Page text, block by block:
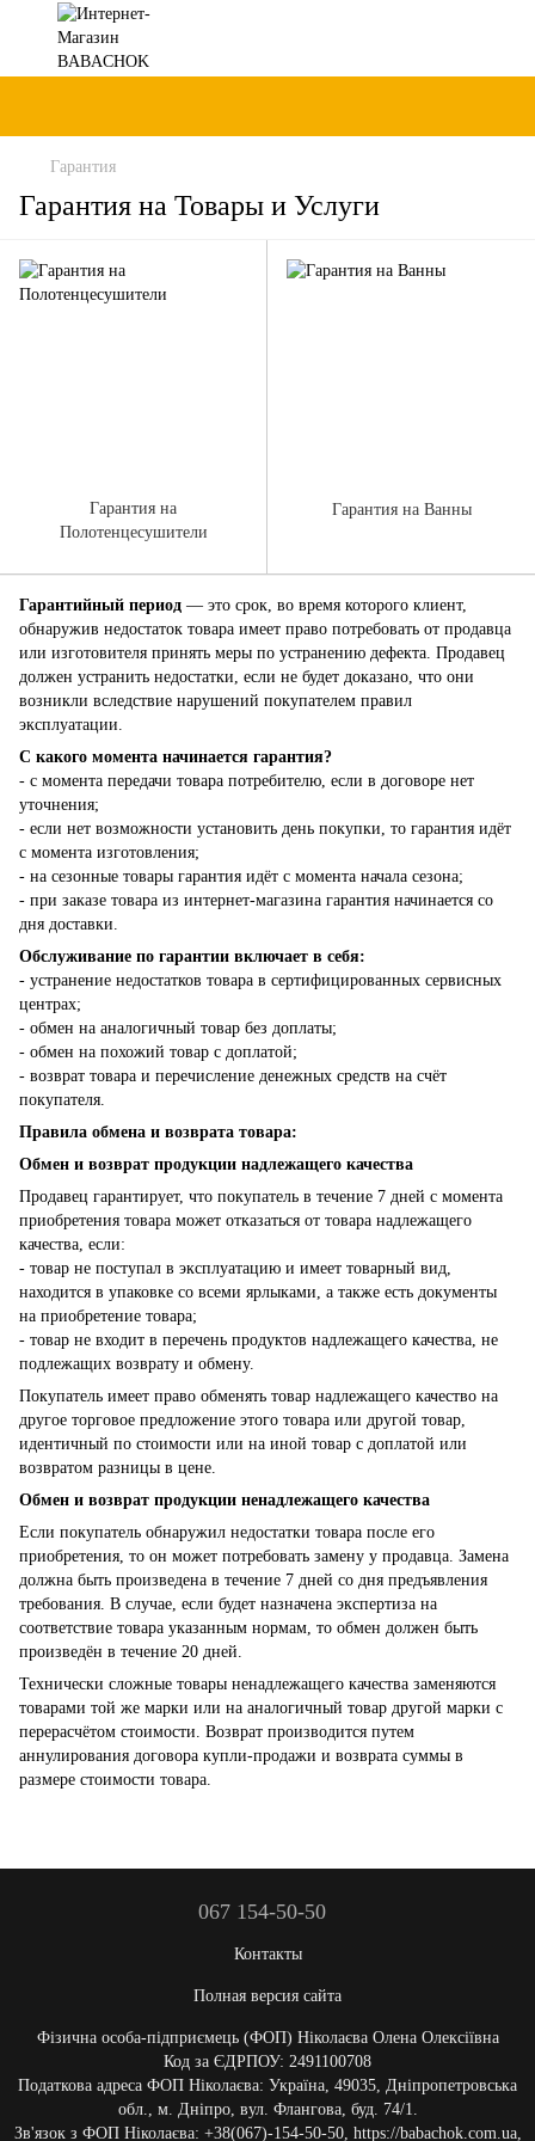
Гарантия
Гарантия на Товары и Услуги
Гарантийный период — это срок, во время которого клиент,
обнаружив недостаток товара имеет право потребовать от продавца
или изготовителя принять меры по устранению дефекта. Продавец
должен устранить недостатки, если не будет доказано, что они
возникли вследствие нарушений покупателем правил
эксплуатации.
С какого момента начинается гарантия?
- с момента передачи товара потребителю, если в договоре нет
уточнения;
- если нет возможности установить день покупки, то гарантия идёт
с момента изготовления;
- на сезонные товары гарантия идёт с момента начала сезона;
- при заказе товара из интернет-магазина гарантия начинается со
дня доставки.
Обслуживание по гарантии включает в себя:
- устранение недостатков товара в сертифицированных сервисных
центрах;
- обмен на аналогичный товар без доплаты;
- обмен на похожий товар с доплатой;
- возврат товара и перечисление денежных средств на счёт
покупателя.
Правила обмена и возврата товара:
Обмен и возврат продукции надлежащего качества
Продавец гарантирует, что покупатель в течение 7 дней с момента
приобретения товара может отказаться от товара надлежащего
качества, если:
- товар не поступал в эксплуатацию и имеет товарный вид,
находится в упаковке со всеми ярлыками, а также есть документы
на приобретение товара;
- товар не входит в перечень продуктов надлежащего качества, не
подлежащих возврату и обмену.
Покупатель имеет право обменять товар надлежащего качество на
другое торговое предложение этого товара или другой товар,
идентичный по стоимости или на иной товар с доплатой или
возвратом разницы в цене.
Обмен и возврат продукции ненадлежащего качества
Если покупатель обнаружил недостатки товара после его
приобретения, то он может потребовать замену у продавца. Замена
должна быть произведена в течение 7 дней со дня предъявления
требования. В случае, если будет назначена экспертиза на
соответствие товара указанным нормам, то обмен должен быть
произведён в течение 20 дней.
Технически сложные товары ненадлежащего качества заменяются
товарами той же марки или на аналогичный товар другой марки с
перерасчётом стоимости. Возврат производится путем
аннулирования договора купли-продажи и возврата суммы в
размере стоимости товара.
Гарантия на
Полотенцесушители
Гарантия на Ванны
067 154-50-50
Контакты
Полная версия сайта
Фізична особа-підприємець (ФОП) Ніколаєва Олена Олексіївна
Код за ЄДРПОУ: 2491100708
Податкова адреса ФОП Ніколаєва: Україна, 49035, Дніпропетровська
обл., м. Дніпро, вул. Флангова, буд. 74/1.
Зв'язок з ФОП Ніколаєва: +38(067)-154-50-50, https://babachok.com.ua,